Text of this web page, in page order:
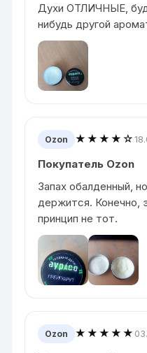
Духи ОТЛИЧНЫЕ,
нибудь другой
Ozon ★★★★☆
Покупатель Ozon
Запах обалденный,
держится. Конечно,
принцип не тот.
Ozon ★★★★★